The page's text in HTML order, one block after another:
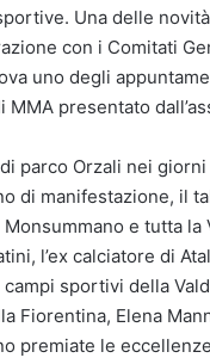
Una delle
con i Comitati
uno degli
presentato
parco Orzali nei
di manifestazione, il
e tutta
l’ex calciatore di
sportivi della
Fiorentina, Elena
premiate le